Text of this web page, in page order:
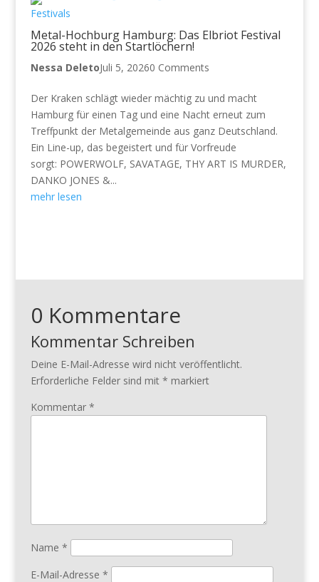
Festivals
Metal-Hochburg Hamburg: Das Elbriot Festival
2026 steht in den Startlöchern!
Nessa DeletoJuli 5, 20260 Comments
Der Kraken schlägt wieder mächtig zu und macht
Hamburg für einen Tag und eine Nacht erneut zum
Treffpunkt der Metalgemeinde aus ganz Deutschland.
Ein Line-up, das begeistert und für Vorfreude
sorgt: POWERWOLF, SAVATAGE, THY ART IS MURDER,
DANKO JONES &...
mehr lesen
0 Kommentare
Kommentar Schreiben
Deine E-Mail-Adresse wird nicht veröffentlicht.
Erforderliche Felder sind mit * markiert
Kommentar *
Name *
E-Mail-Adresse *